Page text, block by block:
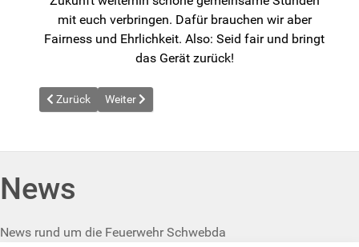
mit euch verbringen. Dafür brauchen wir aber
Fairness und Ehrlichkeit. Also: Seid fair und bringt
das Gerät zurück!
Vorheriger Beitrag: News vom 2026-03-14
Zurück Nächster Beitrag: News vom 2026-04-08
Weiter
News
News rund um die Feuerwehr Schwebda